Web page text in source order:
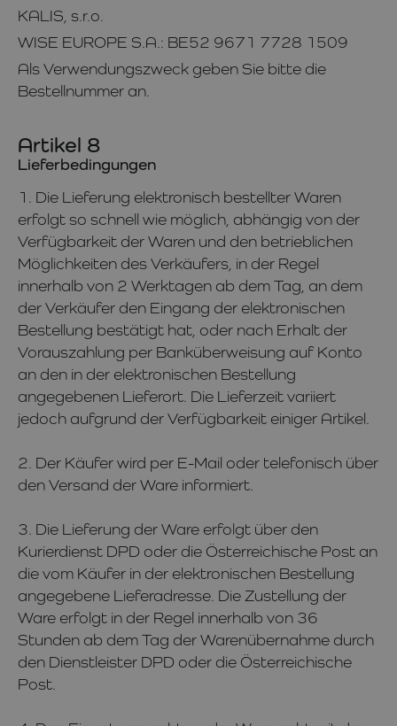
KALIS, s.r.o.
WISE EUROPE S.A.: BE52 9671 7728 1509
Als Verwendungszweck geben Sie bitte die
Bestellnummer an.
Artikel 8
Lieferbedingungen
1. Die Lieferung elektronisch bestellter Waren
erfolgt so schnell wie möglich, abhängig von der
Verfügbarkeit der Waren und den betrieblichen
Möglichkeiten des Verkäufers, in der Regel
innerhalb von 2 Werktagen ab dem Tag, an dem
der Verkäufer den Eingang der elektronischen
Bestellung bestätigt hat, oder nach Erhalt der
Vorauszahlung per Banküberweisung auf Konto
an den in der elektronischen Bestellung
angegebenen Lieferort. Die Lieferzeit variiert
jedoch aufgrund der Verfügbarkeit einiger Artikel.
2. Der Käufer wird per E-Mail oder telefonisch über
den Versand der Ware informiert.
3. Die Lieferung der Ware erfolgt über den
Kurierdienst DPD oder die Österreichische Post an
die vom Käufer in der elektronischen Bestellung
angegebene Lieferadresse. Die Zustellung der
Ware erfolgt in der Regel innerhalb von 36
Stunden ab dem Tag der Warenübernahme durch
den Dienstleister DPD oder die Österreichische
Post.